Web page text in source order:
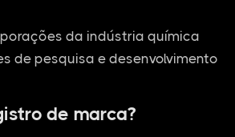
da indústria química
de pesquisa e desenvolvimento
de marca?